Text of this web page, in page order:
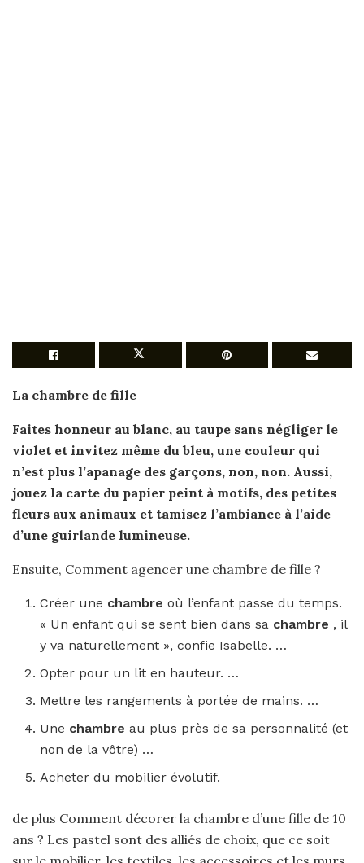
La chambre de fille
Faites honneur au blanc, au taupe sans négliger le
violet et invitez même du bleu, une couleur qui
n’est plus l’apanage des garçons, non, non. Aussi,
jouez la carte du papier peint à motifs, des petites
fleurs aux animaux et tamisez l’ambiance à l’aide
d’une guirlande lumineuse.
Ensuite, Comment agencer une chambre de fille ?
Créer une chambreoù l’enfant passe du temps.
« Un enfant qui se sent bien dans sa chambre , il
y va naturellement », confie Isabelle. …
Opter pour un lit en hauteur. …
Mettre les rangements à portée de mains. …
Une chambreau plus près de sa personnalité (et
non de la vôtre) …
Acheter du mobilier évolutif.
de plus Comment décorer la chambre d’une fille de 10
ans ? Les pastel sont des alliés de choix, que ce soit